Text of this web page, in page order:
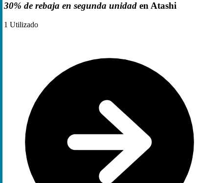
30% de rebaja en segunda unidad en Atashi
1 Utilizado